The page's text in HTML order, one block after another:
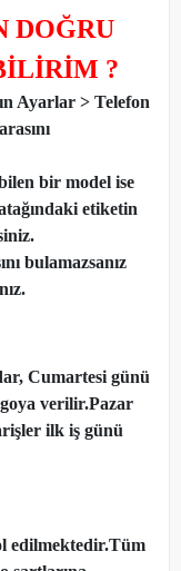
DOĞRU
?
Ayarlar > Telefon
bir model ise
etiketin
bulamazsanız
Cumartesi günü
verilir.Pazar
ilk iş günü
edilmektedir.Tüm